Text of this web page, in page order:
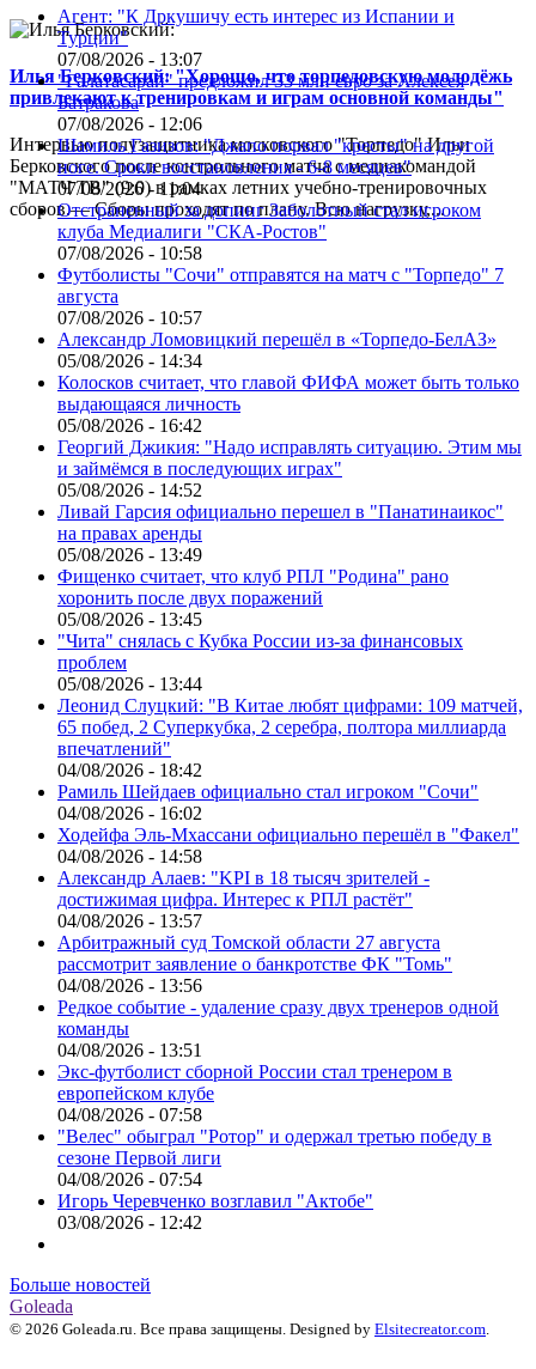
Илья Берковский: "Хорошо, что торпедовскую молодёжь
привлекают к тренировкам и играм основной команды"
Интервью полузащитника московского "Торпедо" Ильи
Берковского после контрольного матча с медиакомандой
"МАТЧ ТВ" (9:0) в рамках летних учебно-тренировочных
сборов.— Сборы проходят по плану. Всю нагрузку,...
Агент: "К Дркушичу есть интерес из Испании и
Турции"
07/08/2026 - 13:07
"Галатасарай" предложил 33 млн евро за Алексея
Батракова
07/08/2026 - 12:06
Шамиль Газизов: "Джапо порвал "кресты" на другой
ноге. Сроки восстановления - 6-8 месяцев"
07/08/2026 - 11:04
Отстраненный за допинг Заболотный стал игроком
клуба Медиалиги "СКА-Ростов"
07/08/2026 - 10:58
Футболисты "Сочи" отправятся на матч с "Торпедо" 7
августа
07/08/2026 - 10:57
Александр Ломовицкий перешёл в «Торпедо-БелАЗ»
05/08/2026 - 14:34
Колосков считает, что главой ФИФА может быть только
выдающаяся личность
05/08/2026 - 16:42
Георгий Джикия: "Надо исправлять ситуацию. Этим мы
и займёмся в последующих играх"
05/08/2026 - 14:52
Ливай Гарсия официально перешел в "Панатинаикос"
на правах аренды
05/08/2026 - 13:49
Фищенко считает, что клуб РПЛ "Родина" рано
хоронить после двух поражений
05/08/2026 - 13:45
"Чита" снялась с Кубка России из-за финансовых
проблем
05/08/2026 - 13:44
Леонид Слуцкий: "В Китае любят цифрами: 109 матчей,
65 побед, 2 Суперкубка, 2 серебра, полтора миллиарда
впечатлений"
04/08/2026 - 18:42
Рамиль Шейдаев официально стал игроком "Сочи"
04/08/2026 - 16:02
Ходейфа Эль-Мхассани официально перешёл в "Факел"
04/08/2026 - 14:58
Александр Алаев: "KPI в 18 тысяч зрителей -
достижимая цифра. Интерес к РПЛ растёт"
04/08/2026 - 13:57
Арбитражный суд Томской области 27 августа
рассмотрит заявление о банкротстве ФК "Томь"
04/08/2026 - 13:56
Редкое событие - удаление сразу двух тренеров одной
команды
04/08/2026 - 13:51
Экс-футболист сборной России стал тренером в
европейском клубе
04/08/2026 - 07:58
"Велес" обыграл "Ротор" и одержал третью победу в
сезоне Первой лиги
04/08/2026 - 07:54
Игорь Черевченко возглавил "Актобе"
03/08/2026 - 12:42
Больше новостей
Goleada
© 2026 Goleada.ru. Все права защищены. Designed by Elsitecreator.com